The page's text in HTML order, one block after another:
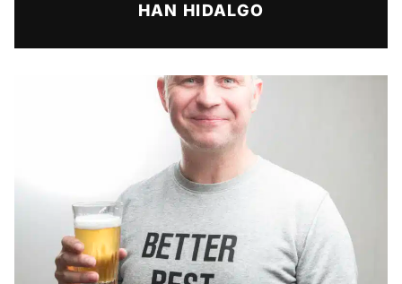
HAN HIDALGO